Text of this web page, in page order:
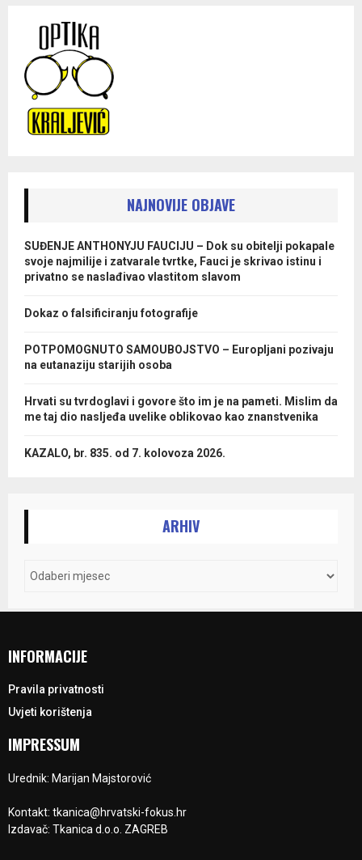
NAJNOVIJE OBJAVE
SUĐENJE ANTHONYJU FAUCIJU – Dok su obitelji pokapale
svoje najmilije i zatvarale tvrtke, Fauci je skrivao istinu i
privatno se naslađivao vlastitom slavom
Dokaz o falsificiranju fotografije
POTPOMOGNUTO SAMOUBOJSTVO – Europljani pozivaju
na eutanaziju starijih osoba
Hrvati su tvrdoglavi i govore što im je na pameti. Mislim da
me taj dio nasljeđa uvelike oblikovao kao znanstvenika
KAZALO, br. 835. od 7. kolovoza 2026.
ARHIV
INFORMACIJE
Pravila privatnosti
Uvjeti korištenja
IMPRESSUM
Urednik: Marijan Majstorović
Kontakt: tkanica@hrvatski-fokus.hr
Izdavač: Tkanica d.o.o. ZAGREB